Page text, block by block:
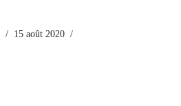
15 août 2020